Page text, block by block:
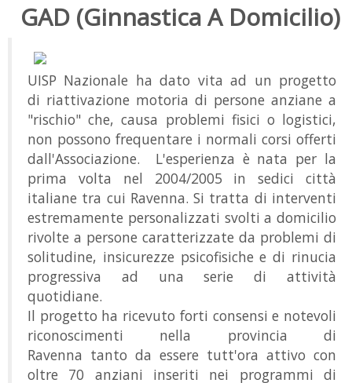
GAD (Ginnastica A Domicilio)
UISP Nazionale ha dato vita ad un progetto
di riattivazione motoria di persone anziane a
"rischio" che, causa problemi fisici o logistici,
non possono frequentare i normali corsi offerti
dall'Associazione. L'esperienza è nata per la
prima volta nel 2004/2005 in sedici città
italiane tra cui Ravenna. Si tratta di interventi
estremamente personalizzati svolti a domicilio
rivolte a persone caratterizzate da problemi di
solitudine, insicurezze psicofisiche e di rinucia
progressiva ad una serie di attività
quotidiane.
Il progetto ha ricevuto forti consensi e notevoli
riconoscimenti nella provincia di
Ravenna tanto da essere tutt'ora attivo con
oltre 70 anziani inseriti nei programmi di